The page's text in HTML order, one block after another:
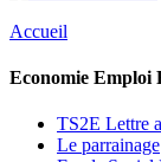
Accueil
Economie Emploi
TS2E Lettre
Le parrainage